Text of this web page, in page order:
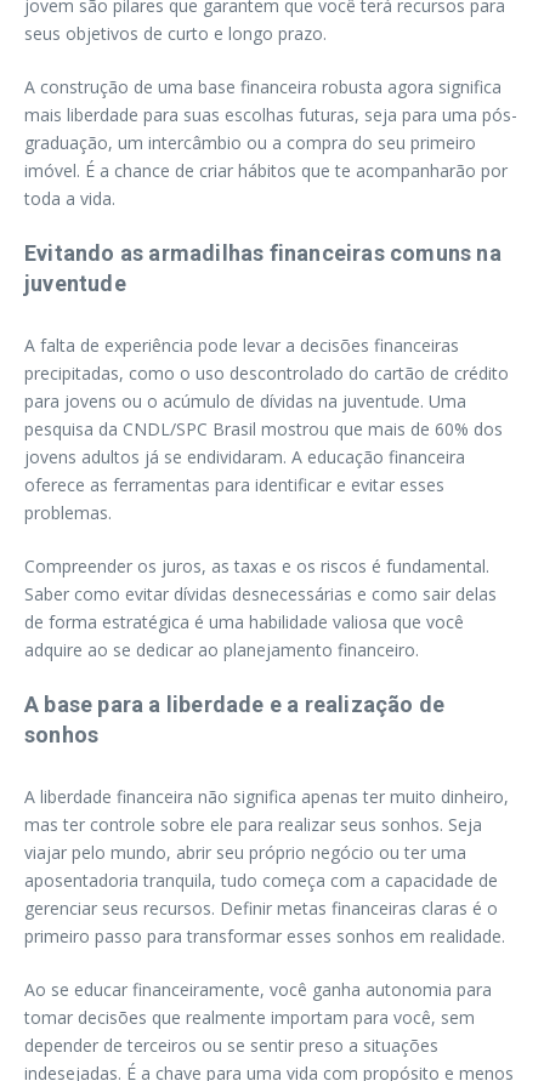
jovem são pilares que garantem que você terá recursos para
seus objetivos de curto e longo prazo.
A construção de uma base financeira robusta agora significa
mais liberdade para suas escolhas futuras, seja para uma pós-
graduação, um intercâmbio ou a compra do seu primeiro
imóvel. É a chance de criar hábitos que te acompanharão por
toda a vida.
Evitando as armadilhas financeiras comuns na
juventude
A falta de experiência pode levar a decisões financeiras
precipitadas, como o uso descontrolado do cartão de crédito
para jovens ou o acúmulo de dívidas na juventude. Uma
pesquisa da CNDL/SPC Brasil mostrou que mais de 60% dos
jovens adultos já se endividaram. A educação financeira
oferece as ferramentas para identificar e evitar esses
problemas.
Compreender os juros, as taxas e os riscos é fundamental.
Saber como evitar dívidas desnecessárias e como sair delas
de forma estratégica é uma habilidade valiosa que você
adquire ao se dedicar ao planejamento financeiro.
A base para a liberdade e a realização de
sonhos
A liberdade financeira não significa apenas ter muito dinheiro,
mas ter controle sobre ele para realizar seus sonhos. Seja
viajar pelo mundo, abrir seu próprio negócio ou ter uma
aposentadoria tranquila, tudo começa com a capacidade de
gerenciar seus recursos. Definir metas financeiras claras é o
primeiro passo para transformar esses sonhos em realidade.
Ao se educar financeiramente, você ganha autonomia para
tomar decisões que realmente importam para você, sem
depender de terceiros ou se sentir preso a situações
indesejadas. É a chave para uma vida com propósito e menos